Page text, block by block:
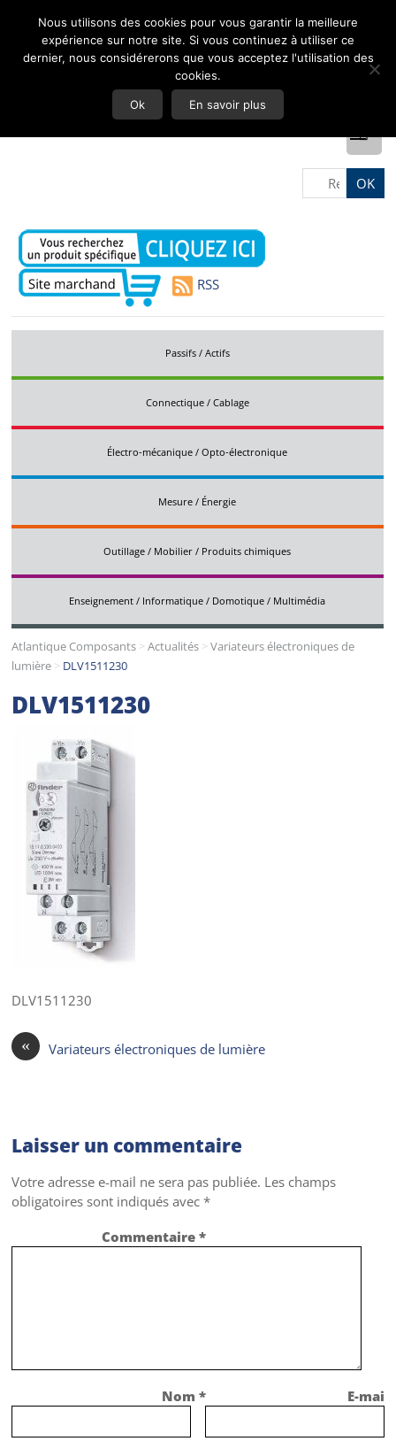
RSS
Passifs / Actifs
Connectique / Cablage
Électro-mécanique / Opto-électronique
Mesure / Énergie
Outillage / Mobilier / Produits chimiques
Enseignement / Informatique / Domotique / Multimédia
Atlantique Composants >Actualités >Variateurs électroniques de
lumière > DLV1511230
DLV1511230
DLV1511230
« Variateurs électroniques de lumière
Laisser un commentaire
Votre adresse e-mail ne sera pas publiée. Les champs
obligatoires sont indiqués avec*
Commentaire*
Nom* E-mail
Nous utilisons des cookies pour vous garantir la meilleure
expérience sur notre site. Si vous continuez à utiliser ce
dernier, nous considérerons que vous acceptez l'utilisation des
cookies.
Ok En savoir plus